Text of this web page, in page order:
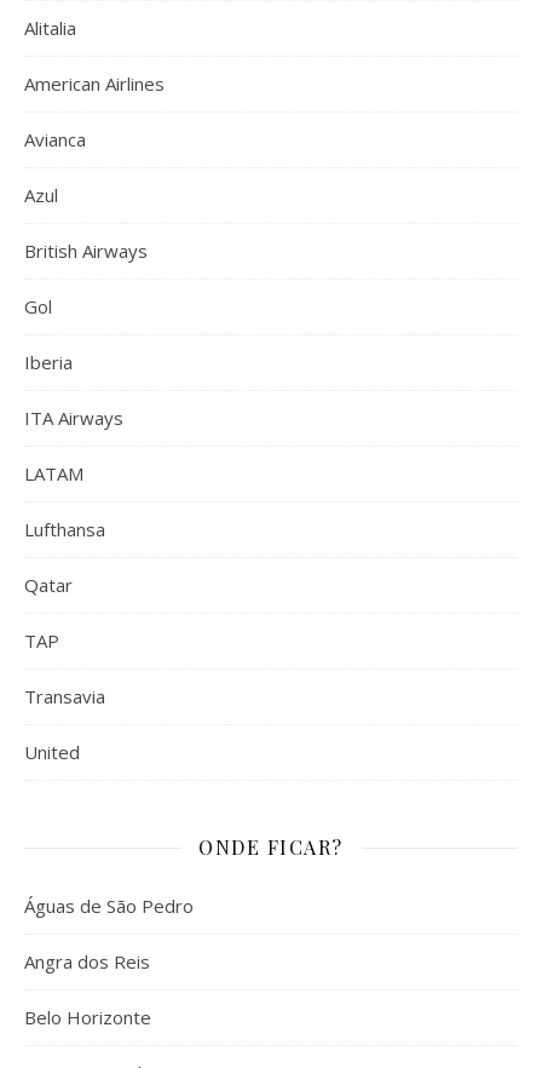
Alitalia
American Airlines
Avianca
Azul
British Airways
Gol
Iberia
ITA Airways
LATAM
Lufthansa
Qatar
TAP
Transavia
United
ONDE FICAR?
Águas de São Pedro
Angra dos Reis
Belo Horizonte